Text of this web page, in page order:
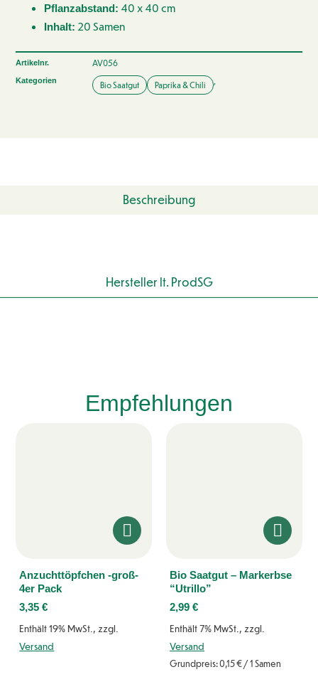
Pflanzabstand: 40 x 40 cm
Inhalt: 20 Samen
Artikelnr. AV056
Kategorien Bio Saatgut Paprika & Chili
Beschreibung
Hersteller lt. ProdSG
Empfehlungen
Anzuchttöpfchen -groß-
4er Pack
3,35€
Enthält 19% MwSt., zzgl.
Versand
Bio Saatgut – Markerbse
“Utrillo”
2,99 €
Enthält 7% MwSt., zzgl.
Versand
Grundpreis:0,15€/ 1 Samen